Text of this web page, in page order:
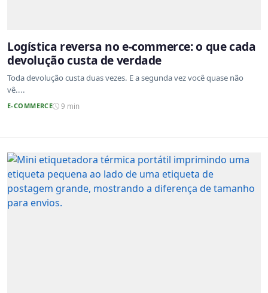
Logística reversa no e-commerce: o que cada
devolução custa de verdade
Toda devolução custa duas vezes. E a segunda vez você quase não
vê....
E-COMMERCE 9 min